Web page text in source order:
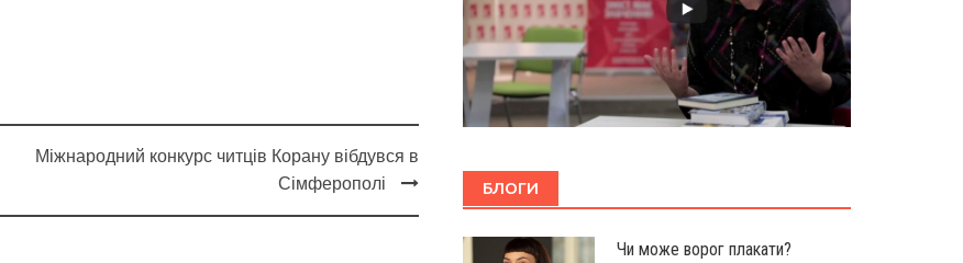
Міжнародний конкурс читців Корану вібдувся в
Сімферополі
БЛОГИ
Чи може ворог плакати?